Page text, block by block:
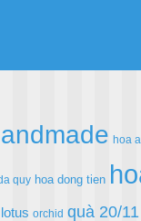
hoa
quy hoa dong tien
lotus orchid quà 20/11